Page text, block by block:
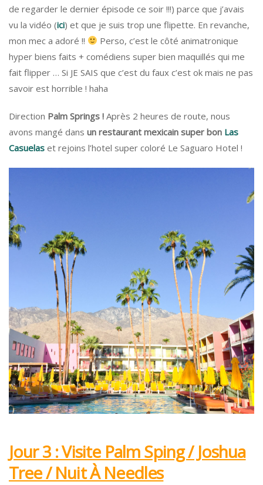
de regarder le dernier épisode ce soir !!!) parce que j’avais
vu la vidéo (ici) et que je suis trop une flipette. En revanche,
mon mec a adoré !!
Perso, c’est le côté animatronique
hyper biens faits + comédiens super bien maquillés qui me
fait flipper … Si JE SAIS que c’est du faux c’est ok mais ne pas
savoir est horrible ! haha
Direction Palm Springs ! Après 2 heures de route, nous
avons mangé dans un restaurant mexicain super bon Las
Casuelas et rejoins l’hotel super coloré Le Saguaro Hotel !
Jour 3 : Visite Palm Sping / Joshua
Tree / Nuit À Needles